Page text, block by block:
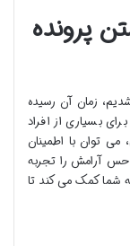
پرونده
زمان آن رسیده
بسیاری از افراد
می توان با اطمینان
آرامش را تجربه
شما کمک می کند تا